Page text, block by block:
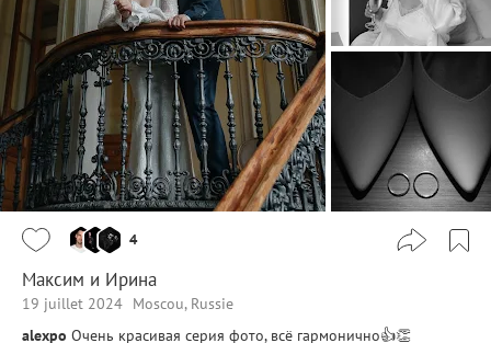
4
Максим и Ирина
19 juillet 2024 Moscou, Russie
alexpo Очень красивая серия фото, всё гармонично👍👏